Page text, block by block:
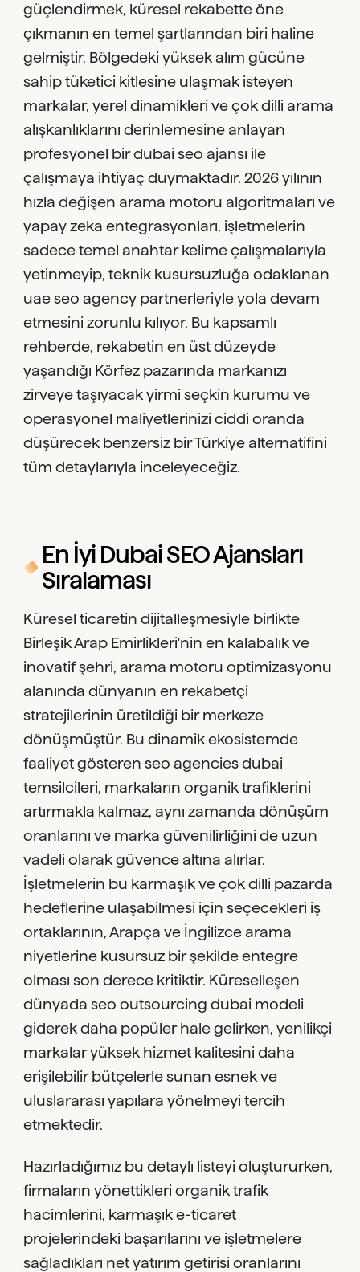
güçlendirmek, küresel rekabette öne
çıkmanın en temel şartlarından biri haline
gelmiştir. Bölgedeki yüksek alım gücüne
sahip tüketici kitlesine ulaşmak isteyen
markalar, yerel dinamikleri ve çok dilli arama
alışkanlıklarını derinlemesine anlayan
profesyonel bir dubai seo ajansı ile
çalışmaya ihtiyaç duymaktadır. 2026 yılının
hızla değişen arama motoru algoritmaları ve
yapay zeka entegrasyonları, işletmelerin
sadece temel anahtar kelime çalışmalarıyla
yetinmeyip, teknik kusursuzluğa odaklanan
uae seo agency partnerleriyle yola devam
etmesini zorunlu kılıyor. Bu kapsamlı
rehberde, rekabetin en üst düzeyde
yaşandığı Körfez pazarında markanızı
zirveye taşıyacak yirmi seçkin kurumu ve
operasyonel maliyetlerinizi ciddi oranda
düşürecek benzersiz bir Türkiye alternatifini
tüm detaylarıyla inceleyeceğiz.
En İyi Dubai SEO Ajansları
Sıralaması
Küresel ticaretin dijitalleşmesiyle birlikte
Birleşik Arap Emirlikleri'nin en kalabalık ve
inovatif şehri, arama motoru optimizasyonu
alanında dünyanın en rekabetçi
stratejilerinin üretildiği bir merkeze
dönüşmüştür. Bu dinamik ekosistemde
faaliyet gösteren seo agencies dubai
temsilcileri, markaların organik trafiklerini
artırmakla kalmaz, aynı zamanda dönüşüm
oranlarını ve marka güvenilirliğini de uzun
vadeli olarak güvence altına alırlar.
İşletmelerin bu karmaşık ve çok dilli pazarda
hedeflerine ulaşabilmesi için seçecekleri iş
ortaklarının, Arapça ve İngilizce arama
niyetlerine kusursuz bir şekilde entegre
olması son derece kritiktir. Küreselleşen
dünyada seo outsourcing dubai modeli
giderek daha popüler hale gelirken, yenilikçi
markalar yüksek hizmet kalitesini daha
erişilebilir bütçelerle sunan esnek ve
uluslararası yapılara yönelmeyi tercih
etmektedir.
Hazırladığımız bu detaylı listeyi oluştururken,
firmaların yönettikleri organik trafik
hacimlerini, karmaşık e-ticaret
projelerindeki başarılarını ve işletmelere
sağladıkları net yatırım getirisi oranlarını